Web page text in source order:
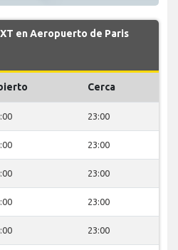
en Aeropuerto de Paris
Cerca
23:00
23:00
23:00
23:00
23:00